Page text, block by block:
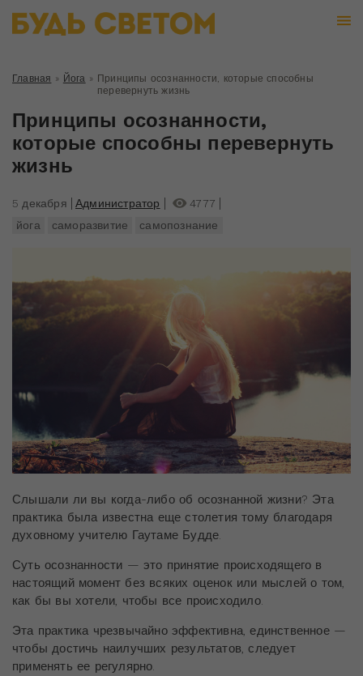
Главная » Йога » Принципы осознанности, которые способны
перевернуть жизнь
Принципы осознанности,
которые способны перевернуть
жизнь
5 декабря Администратор
4777
йога
саморазвитие самопознание
Слышали ли вы когда-либо об осознанной жизни? Эта
практика была известна еще столетия тому благодаря
духовному учителю Гаутаме Будде.
Суть осознанности — это принятие происходящего в
настоящий момент без всяких оценок или мыслей о том,
как бы вы хотели, чтобы все происходило.
Эта практика чрезвычайно эффективна, единственное —
чтобы достичь наилучших результатов, следует
применять ее регулярно.